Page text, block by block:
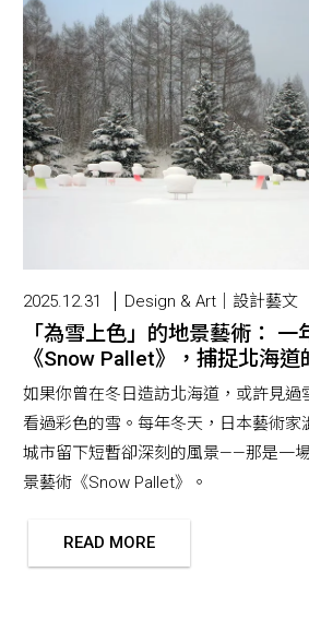
2025.12.31 Design & Art｜設計藝文
「為雪上色」的地景藝術： 一
《Snow Pallet》，捕捉北海
如果你曾在冬日造訪北海道，或許見過
看過彩色的雪。每年冬天，日本藝術家
城市留下短暫卻深刻的風景——那是一
景藝術《Snow Pallet》。
READ MORE